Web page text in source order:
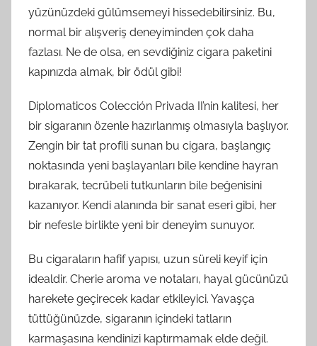
yüzünüzdeki gülümsemeyi hissedebilirsiniz. Bu,
normal bir alışveriş deneyiminden çok daha
fazlası. Ne de olsa, en sevdiğiniz cigara paketini
kapınızda almak, bir ödül gibi!
Diplomaticos Colección Privada II’nin kalitesi, her
bir sigaranın özenle hazırlanmış olmasıyla başlıyor.
Zengin bir tat profili sunan bu cigara, başlangıç
noktasında yeni başlayanları bile kendine hayran
bırakarak, tecrübeli tutkunların bile beğenisini
kazanıyor. Kendi alanında bir sanat eseri gibi, her
bir nefesle birlikte yeni bir deneyim sunuyor.
Bu cigaraların hafif yapısı, uzun süreli keyif için
idealdir. Cherie aroma ve notaları, hayal gücünüzü
harekete geçirecek kadar etkileyici. Yavaşça
tüttüğünüzde, sigaranın içindeki tatların
karmaşasına kendinizi kaptırmamak elde değil.